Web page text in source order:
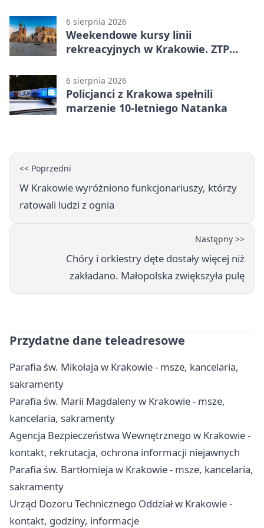
6 sierpnia 2026
Weekendowe kursy linii
rekreacyjnych w Krakowie. ZTP
6 sierpnia 2026
Policjanci z Krakowa spełnili
marzenie 10-letniego Natanka
<< Poprzedni
W Krakowie wyróżniono funkcjonariuszy, którzy
ratowali ludzi z ognia
Następny >>
Chóry i orkiestry dęte dostały więcej niż
zakładano. Małopolska zwiększyła pulę
Przydatne dane teleadresowe
Parafia św. Mikołaja w Krakowie - msze, kancelaria,
sakramenty
Parafia św. Marii Magdaleny w Krakowie - msze,
kancelaria, sakramenty
Agencja Bezpieczeństwa Wewnętrznego w Krakowie -
kontakt, rekrutacja, ochrona informacji niejawnych
Parafia św. Bartłomieja w Krakowie - msze, kancelaria,
sakramenty
Urząd Dozoru Technicznego Oddział w Krakowie -
kontakt, godziny, informacje